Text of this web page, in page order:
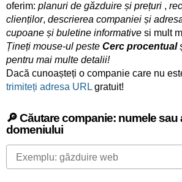
oferim: planuri de găzduire și prețuri ,
clienților, descrierea companiei și
cupoane și buletine informative si mult
Țineți mouse-ul peste Cerc procentual
pentru mai multe detalii!
Dacă cunoașteți o companie care nu
trimiteți adresa URL gratuit!
🔎 Căutare companie: numele sau
domeniului